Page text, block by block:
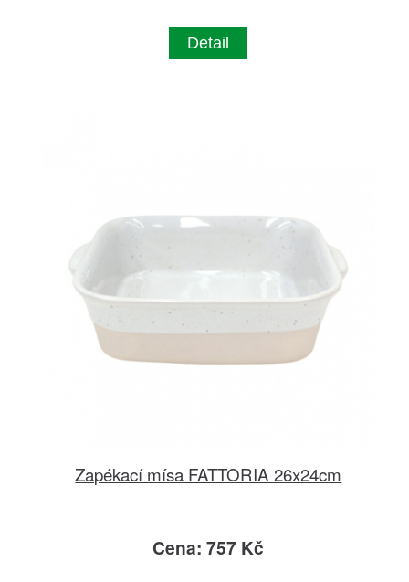
Detail
Zapékací mísa FATTORIA 26x24cm
Cena: 757 Kč